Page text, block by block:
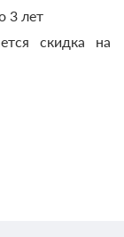
предоплаты
3 лет
скидка на